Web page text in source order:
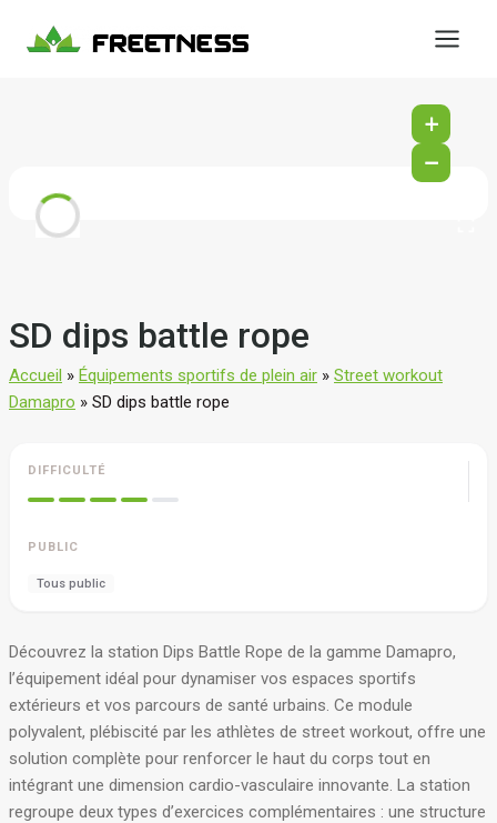
+
−
SD dips battle rope
Accueil » Équipements sportifs de plein air » Street workout
Damapro » SD dips battle rope
DIFFICULTÉ
PUBLIC
Tous public
Découvrez la station Dips Battle Rope de la gamme Damapro,
l’équipement idéal pour dynamiser vos espaces sportifs
extérieurs et vos parcours de santé urbains. Ce module
polyvalent, plébiscité par les athlètes de street workout, offre une
solution complète pour renforcer le haut du corps tout en
intégrant une dimension cardio-vasculaire innovante. La station
regroupe deux types d’exercices complémentaires : une structure